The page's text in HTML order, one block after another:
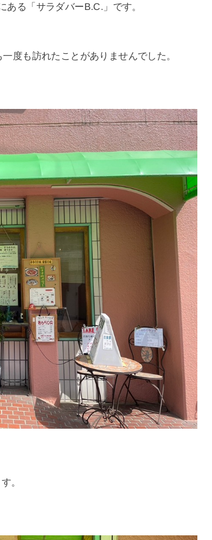
る「サラダバーB.C.」です。
度も訪れたことがありませんでした。
。